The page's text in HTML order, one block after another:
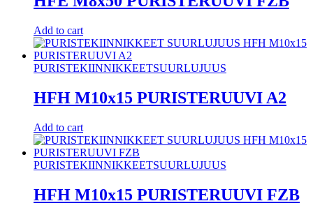
Add to cart
PURISTEKIINNIKKEETSUURLUJUUS
HFH M10x15 PURISTERUUVI A2
Add to cart
PURISTEKIINNIKKEETSUURLUJUUS
HFH M10x15 PURISTERUUVI FZB